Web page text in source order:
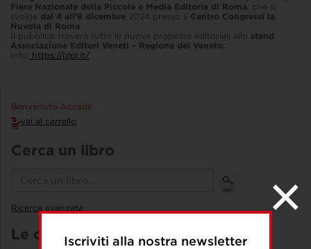
Iscriviti alla nostra newsletter
Fiera Nazionale della Piccola e Media Editoria di Roma, che si
svolge dal 4 all’8 dicembre 2024 presso il Centro Congressi la
Nuvola di Roma.
Il pubblico troverà tutte le nuove proposte editoriali allo stand
Associazione Editori Veneti – Regione del Veneto.
Info: https://plpl.it/
Benvenuto Accedi!
vai al carrello
Cerca un libro
Ricerca avanzata
Le collane